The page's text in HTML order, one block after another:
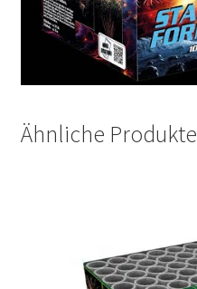
Ähnliche Produkte